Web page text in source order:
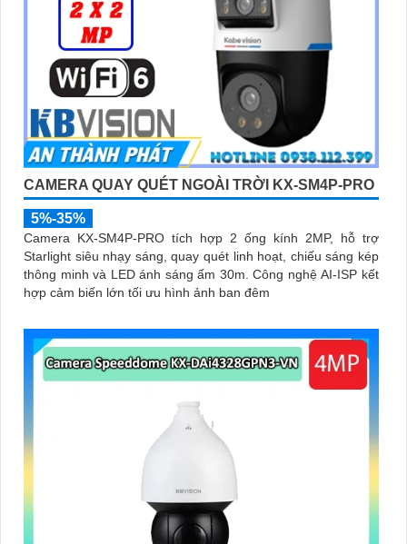
CAMERA QUAY QUÉT NGOÀI TRỜI KX-SM4P-PRO
5%-35%
Camera KX-SM4P-PRO tích hợp 2 ống kính 2MP, hỗ trợ
Starlight siêu nhạy sáng, quay quét linh hoạt, chiếu sáng kép
thông minh và LED ánh sáng ấm 30m. Công nghệ AI-ISP kết
hợp cảm biến lớn tối ưu hình ảnh ban đêm